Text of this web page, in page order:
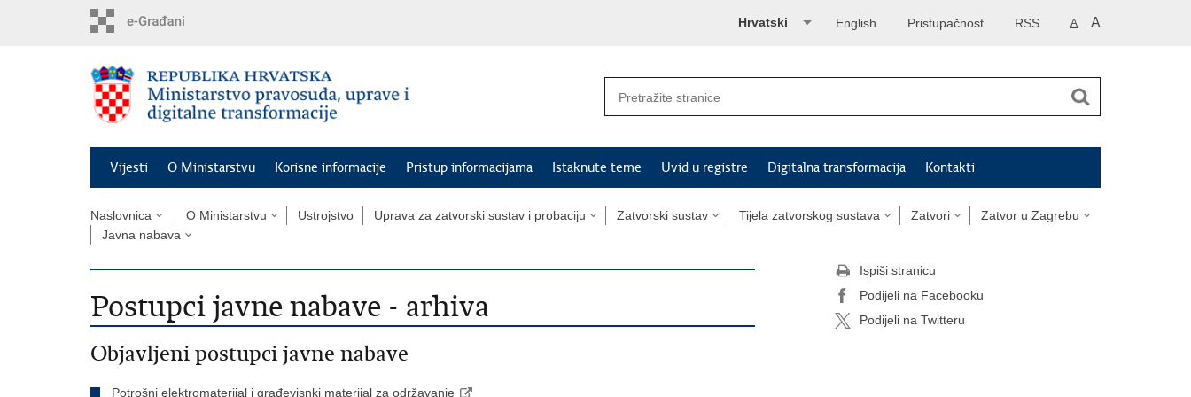
A A
RSS
Pristupačnost
English
Hrvatski
Vijesti O Ministarstvu Korisne informacije Pristup informacijama Istaknute teme Uvid u registre Digitalna transformacija Kontakti
Naslovnica O Ministarstvu Ustrojstvo Uprava za zatvorski sustav i probaciju Zatvorski sustav Tijela zatvorskog sustava Zatvori
Zatvor u Zagrebu
Javna nabava
Postupci javne nabave - arhiva
Objavljeni postupci javne nabave
Potrošni elektromaterijal i građevisnki materijal za održavanje
Ispiši stranicu
Podijeli na Facebooku
Podijeli na Twitteru